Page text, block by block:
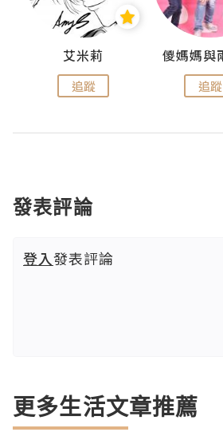
艾米莉
追蹤 追蹤
發表評論
登入發表評論
更多生活文章推薦